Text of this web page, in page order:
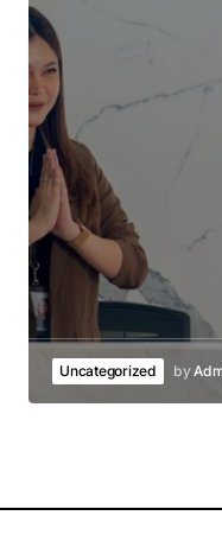
Uncategorized by